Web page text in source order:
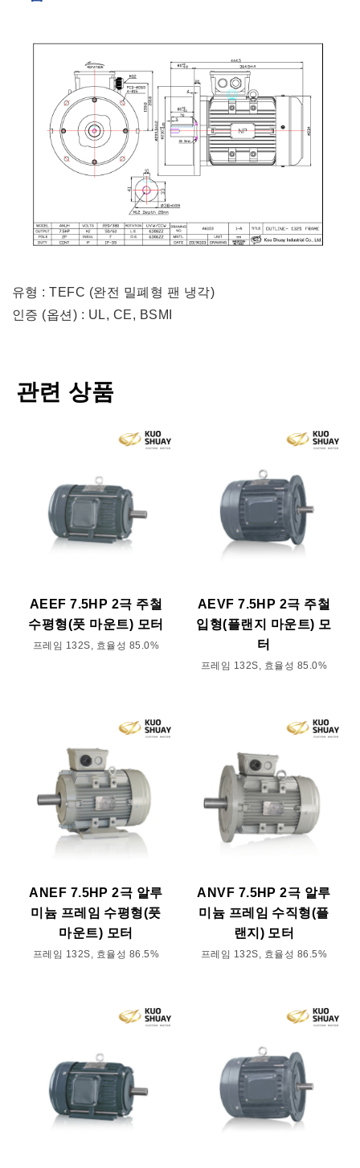
유형 : TEFC (완전 밀폐형 팬 냉각)
인증 (옵션) : UL, CE, BSMI
관련 상품
AEEF 7.5HP 2극 주철
수평형(풋 마운트) 모터
프레임 132S, 효율성 85.0%
AEVF 7.5HP 2극 주철
입형(플랜지 마운트) 모
터
프레임 132S, 효율성 85.0%
ANEF 7.5HP 2극 알루
미늄 프레임 수평형(풋
마운트) 모터
프레임 132S, 효율성 86.5%
ANVF 7.5HP 2극 알루
미늄 프레임 수직형(플
랜지) 모터
프레임 132S, 효율성 86.5%